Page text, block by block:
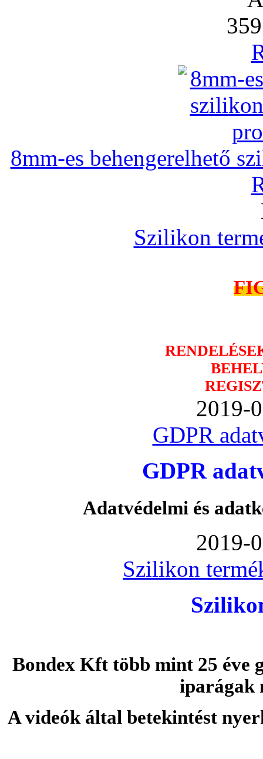
8mm-es behengerelhető
Szilikon
2019-
GDPR
GDPR
Adatvédelmi és
2019-
Szilikon
Bondex Kft több mint 25 éve
iparágak
A videók által betekintést